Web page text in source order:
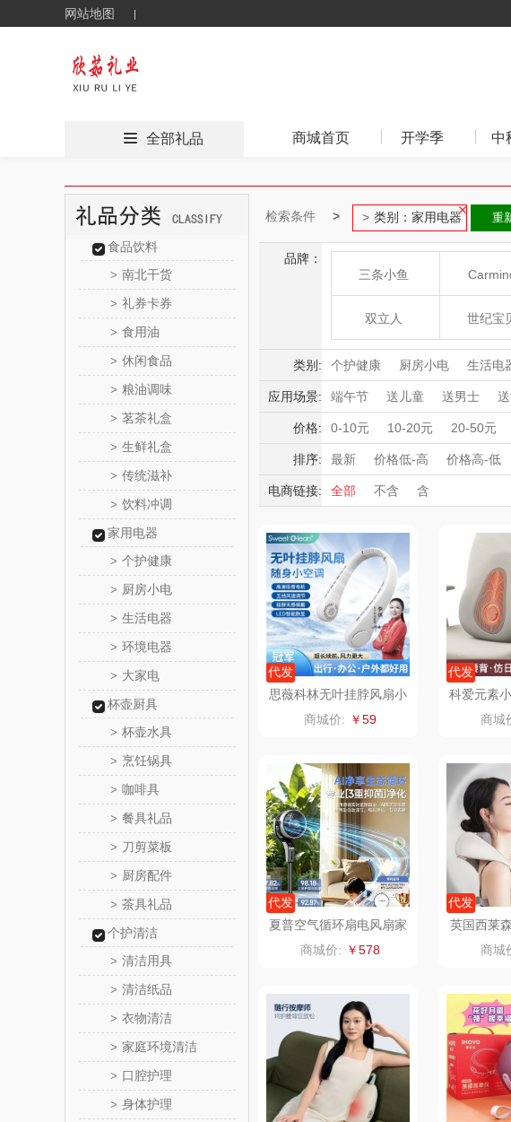
网站地图
全部礼品 商城首页 开学季 中
食品饮料
> 南北干货
> 礼券卡券
> 食用油
> 休闲食品
> 粮油调味
> 茗茶礼盒
> 生鲜礼盒
> 传统滋补
> 饮料冲调
家用电器
> 个护健康
> 厨房小电
> 生活电器
> 环境电器
> 大家电
杯壶厨具
> 杯壶水具
> 烹饪锅具
> 咖啡具
> 餐具礼品
> 刀剪菜板
> 厨房配件
> 茶具礼品
个护清洁
> 清洁用具
> 清洁纸品
> 衣物清洁
> 家庭环境清洁
> 口腔护理
> 身体护理
检索条件 类别：家用电器 重
品牌：
三条小鱼
双立人 世纪宝
酷行 贝易
满婷 洁丽雅
SMILEY笑脸
克维杰
片仔癀
绽家
MOVA 匠心萌
星巴克（杯壶/包
袋）
宝堂马氏
纺王 伯纳德
十二夏天 百草味（代
戴可思 康宁
首佩 SWISS
克洛特 睿嫣
小天鹅 ROBAM
洁玉（定制款） 富昌（定
江中猴姑 江中食
类别: 个护健康 厨房小电 生活电
应用场景: 端午节 送儿童 送男士
积分礼品
周年庆礼品 春游
暖冬好物
外事出国 入职礼
高端送礼
开业乔迁 乡村振
保险礼品
建材礼品 政企单
母亲节
父亲节 儿童节
价格: 0-10元 10-20元 20-50元
排序: 最新 价格低-高 价格高-低
电商链接: 全部 不含 含
代发
思薇科林无叶挂脖风扇小
型便携戴式随身挂脖子降
温神器
商城价: ￥59
代发
科爱元素
仪
商城
代发
夏普空气循环扇电风扇家
用驱蚊直流变频PJ-CD54
7A-H
商城价: ￥578
代发
英国西莱
颈按
商城